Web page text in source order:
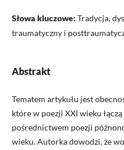
Słowa kluczowe: Tradycja,
traumatyczny i
Abstrakt
Tematem artykułu jest
które w poezji XXI wieku
pośrednictwem poezji
wieku. Autorka dowodzi, że